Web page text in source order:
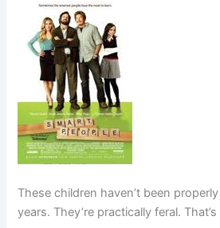
These children haven’t been
years. They’re practically feral.